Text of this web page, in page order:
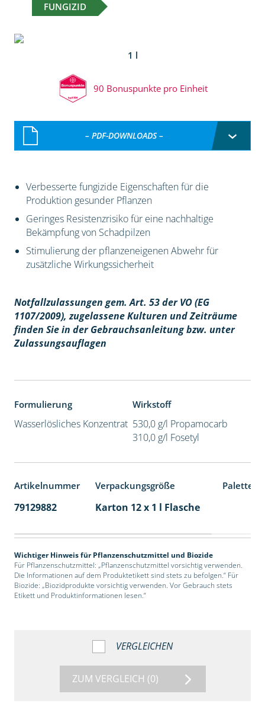
FUNGIZID
1 l
90 Bonuspunkte pro Einheit
– PDF-DOWNLOADS –
Verbesserte fungizide Eigenschaften für die
Produktion gesunder Pflanzen
Geringes Resistenzrisiko für eine nachhaltige
Bekämpfung von Schadpilzen
Stimulierung der pflanzeneigenen Abwehr für
zusätzliche Wirkungssicherheit
Notfallzulassungen gem. Art. 53 der VO (EG
1107/2009), zugelassene Kulturen und Zeiträume
finden Sie in der Gebrauchsanleitung bzw. unter
Zulassungsauflagen
Formulierung
Wasserlösliches Konzentrat
Wirkstoff
530,0 g/l Propamocarb
310,0 g/l Fosetyl
Artikelnummer Verpackungsgröße
79129882 Karton 12 x 1 l Flasche
Wichtiger Hinweis für Pflanzenschutzmittel und Biozide
Für Pflanzenschutzmittel: „Pflanzenschutzmittel vorsichtig verwenden.
Die Informationen auf dem Produktetikett sind stets zu befolgen.“ Für
Biozide: „Biozidprodukte vorsichtig verwenden. Vor Gebrauch stets
Etikett und Produktinformationen lesen.“
VERGLEICHEN
ZUM VERGLEICH (0)